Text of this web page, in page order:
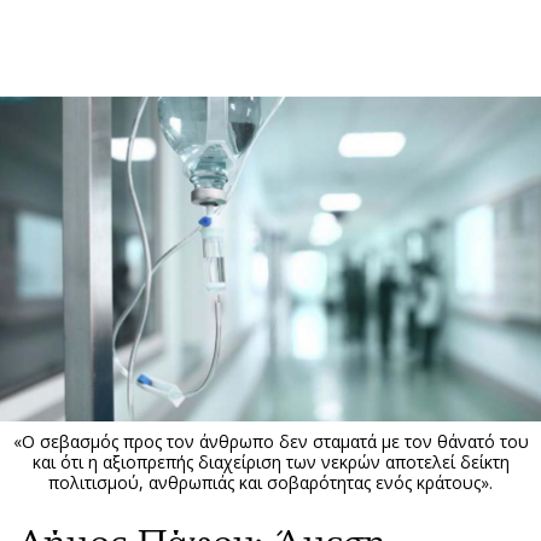
ΚΑΤΗΓΟΡΙΕΣ ΣΥΝΔΕΣΗ
Υγεία
Βουλευτικές 2026
Εκλογές 2024
Προεδρικές 2023
Δημοσκοπήσεις
Διπλωματία
Απόψεις
Αρθρογραφία
The Hill
Υγεία
Αγγελίες
Ενοικιάζονται
Πωλούνται
Ζητούν εργασία
«Ο σεβασμός προς τον άνθρωπο δεν σταματά με τον θάνατό του
και ότι η αξιοπρεπής διαχείριση των νεκρών αποτελεί δείκτη
πολιτισμού, ανθρωπιάς και σοβαρότητας ενός κράτους».